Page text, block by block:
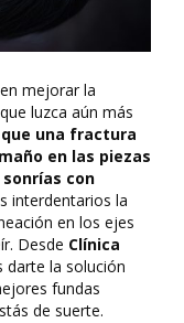
mejorar la
luzca aún más
una fractura
en las piezas
con
interdentarios la
en los ejes
Desde Clínica
darte la solución
fundas
de suerte.